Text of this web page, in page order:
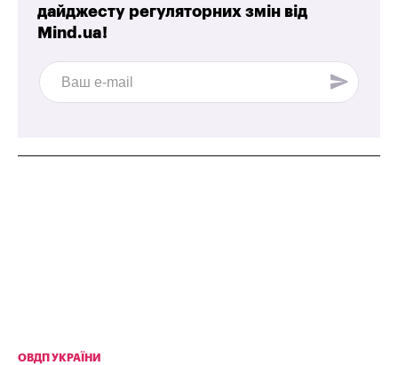
дайджесту регуляторних змін від
Mind.ua!
ОВДП УКРАЇНИ